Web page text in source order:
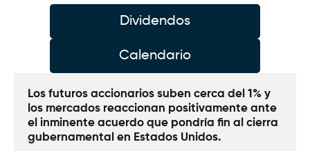
Dividendos
Calendario
Los futuros accionarios suben cerca del 1% y
los mercados reaccionan positivamente ante
el inminente acuerdo que pondría fin al cierra
gubernamental en Estados Unidos.